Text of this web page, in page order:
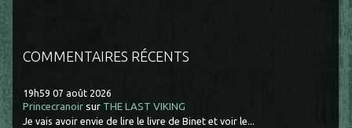
COMMENTAIRES RÉCENTS
19h59 07 août 2026
Princecranoir sur THE LAST VIKING
Je vais avoir envie de lire le livre de Binet et voir le...